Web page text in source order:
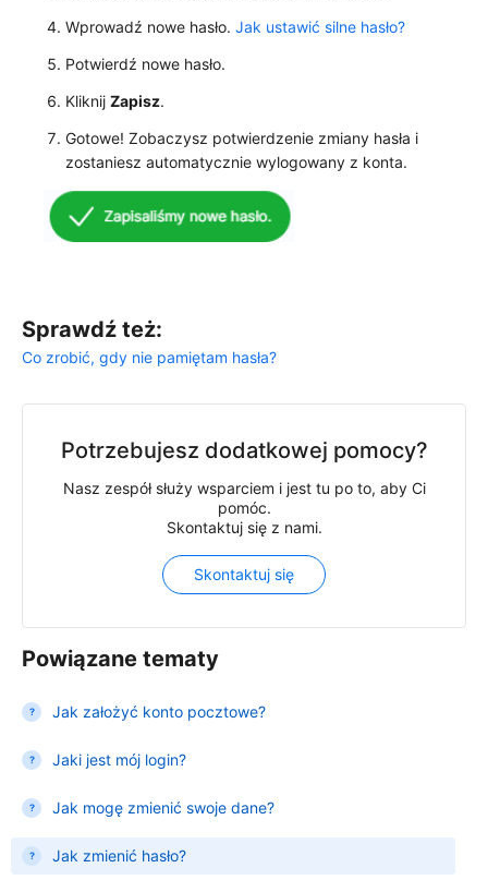
Powiązane tematy
Jak założyć konto pocztowe?
Jaki jest mój login?
Jak mogę zmienić swoje dane?
Jak zmienić hasło?
Wprowadź nowe hasło. Jak ustawić silne hasło?
Potwierdź nowe hasło.
Kliknij Zapisz.
Gotowe! Zobaczysz potwierdzenie zmiany hasła i
zostaniesz automatycznie wylogowany z konta.
Sprawdź też:
Co zrobić, gdy nie pamiętam hasła?
Potrzebujesz dodatkowej pomocy?
Nasz zespół służy wsparciem i jest tu po to, aby Ci
pomóc.
Skontaktuj się z nami.
Skontaktuj się